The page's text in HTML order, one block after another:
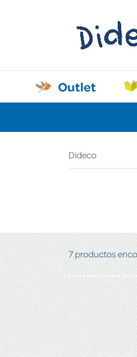
Outlet
Dideco
7 productos